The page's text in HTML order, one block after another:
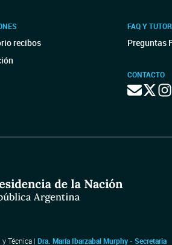
recibos
FAQ Y
Preguntas
CONTACTO
Técnica | Dra. María Ibarzabal Murphy - Secretaria